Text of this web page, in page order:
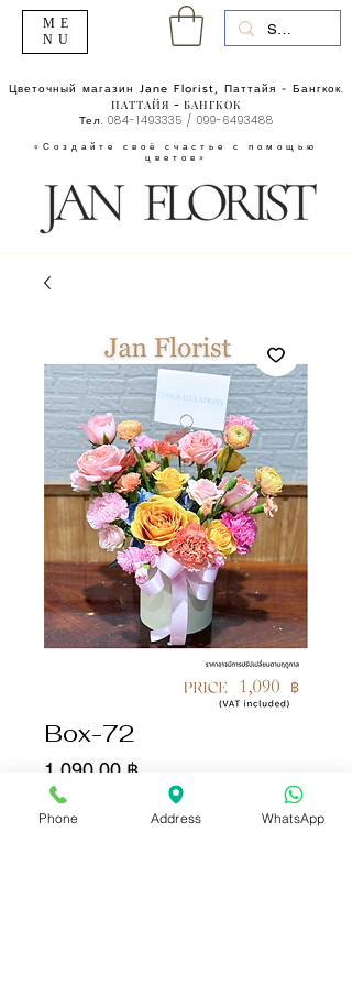
«Создайте своё счастье с помощью
цветов»
Цветочный магазин Jane Florist, Паттайя - Бангкок.
ПАТТАЙЯ - БАНГКОК
Тел. 084-1493335 / 099-6493488
ME
NU
Box-72
1 090,00 ฿Цена
Количество
Phone Address WhatsApp